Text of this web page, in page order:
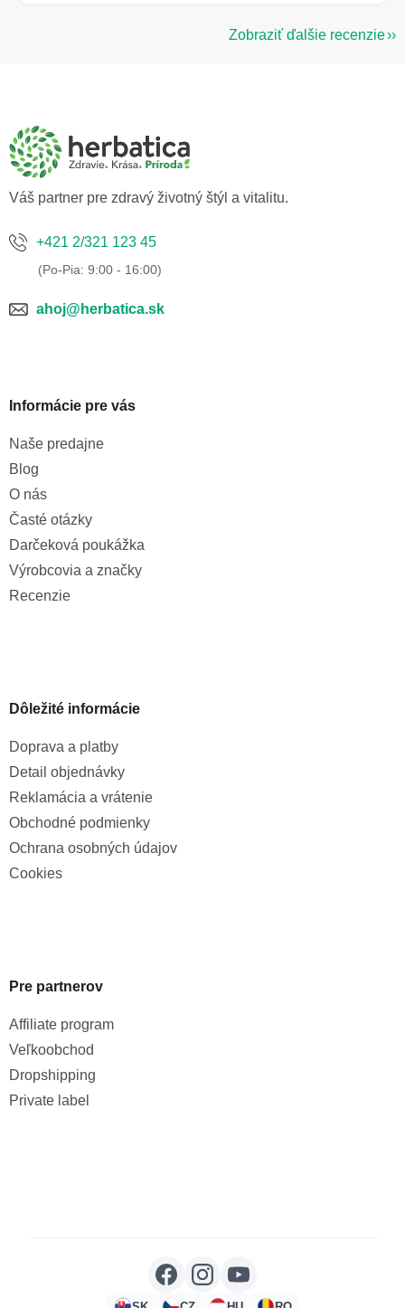
Zobraziť ďalšie recenzie
Váš partner pre zdravý životný štýl a vitalitu.
+421 2/321 123 45
ahoj@herbatica.sk
Informácie pre vás
Naše predajne
Blog
O nás
Časté otázky
Darčeková poukážka
Výrobcovia a značky
Recenzie
Dôležité informácie
Doprava a platby
Detail objednávky
Reklamácia a vrátenie
Obchodné podmienky
Ochrana osobných údajov
Cookies
Pre partnerov
Affiliate program
Veľkoobchod
Dropshipping
Private label